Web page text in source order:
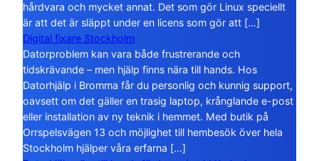
hårdvara och mycket annat. Det som gör Linux speciellt
är att det är släppt under en licens som gör att […]
Digital fixare Stockholm
Datorproblem kan vara både frustrerande och
tidskrävande – men hjälp finns nära till hands. Hos
Datorhjälp i Bromma får du personlig och kunnig support,
oavsett om det gäller en trasig laptop, krånglande e-post
eller installation av ny teknik i hemmet. Med butik på
Orrspelsvägen 13 och möjlighet till hembesök över hela
Stockholm hjälper våra erfarna […]